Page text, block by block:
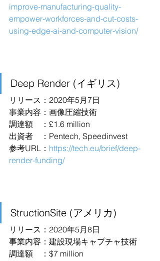
improve-manufacturing-quality-
empower-workforces-and-cut-costs-
using-edge-ai-and-computer-vision/
Deep Render (イギリス)
リリース：2020年5月7日
事業内容：画像圧縮技術
調達額　：£1.6 million
出資者　：Pentech, Speedinvest
参考URL： https://tech.eu/brief/deep-
render-funding/
StructionSite (アメリカ)
リリース：2020年5月8日
事業内容：建設現場キャプチャ技術
調達額　：$7 million